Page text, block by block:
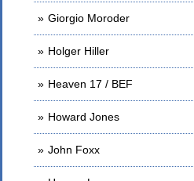
Giorgio Moroder
Holger Hiller
Heaven 17 / BEF
Howard Jones
John Foxx